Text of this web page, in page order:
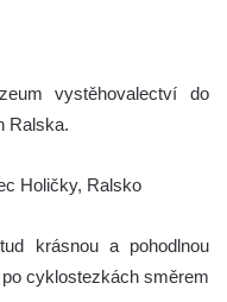
vystěhovalectví do
Ralska.
Holičky, Ralsko
krásnou a pohodlnou
cyklostezkách směrem